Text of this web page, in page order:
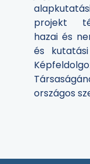
projekt
hazai és
és
országos